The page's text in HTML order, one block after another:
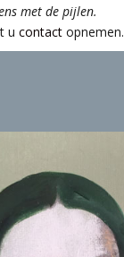
met de pijlen.
u contactopnemen.